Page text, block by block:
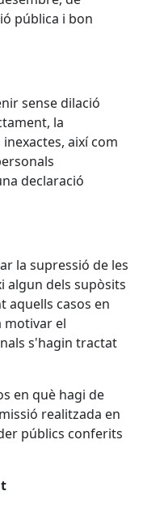
pública i bon
sense dilació
la
així com
declaració
la supressió de les
algun dels supòsits
aquells casos en
motivar el
s'hagin tractat
en què hagi de
realitzada en
públics conferits